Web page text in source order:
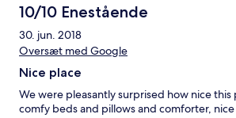
10/10 Enestående
30. jun. 2018
Oversæt med Google
Nice place
We were pleasantly surprised how nice this
comfy beds and pillows and comforter,